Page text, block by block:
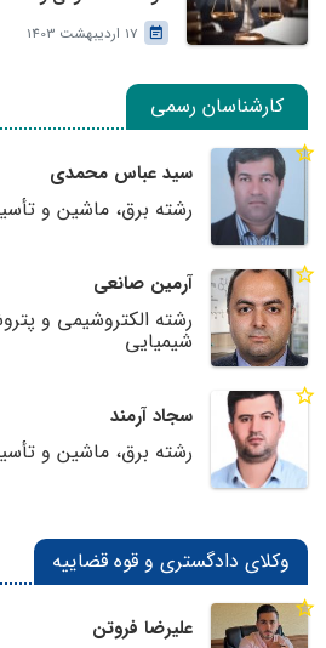
17 اردیبهشت 1403
کارشناسان رسمی
سید عباس محمدی
رشته برق، ماشین و
آرمین صانعی
رشته الکتروشیمی و
شیمیایی
سجاد آرمند
رشته برق، ماشین و
وکلای دادگستری و قوه قضاییه
علیرضا فروتن